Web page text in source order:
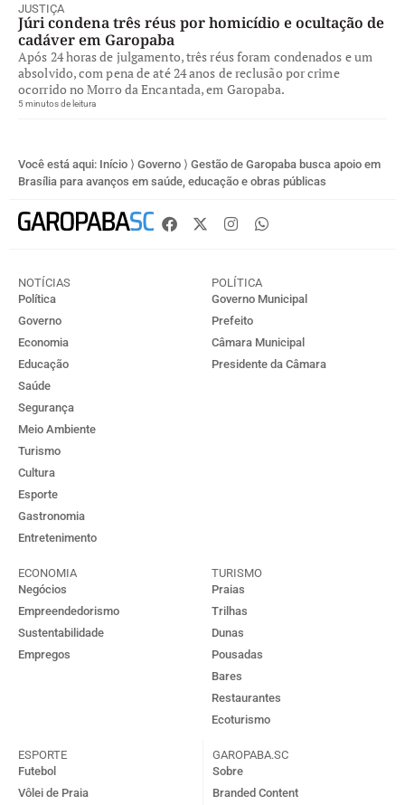
JUSTIÇA
Júri condena três réus por homicídio e ocultação de
cadáver em Garopaba
Após 24 horas de julgamento, três réus foram condenados e um
absolvido, com pena de até 24 anos de reclusão por crime
ocorrido no Morro da Encantada, em Garopaba.
5 minutos de leitura
Você está aqui: Início ⟩ Governo ⟩ Gestão de Garopaba busca apoio em
Brasília para avanços em saúde, educação e obras públicas
NOTÍCIAS
Política
Governo
Economia
Educação
Saúde
Segurança
Meio Ambiente
Turismo
Cultura
Esporte
Gastronomia
Entretenimento
POLÍTICA
Governo Municipal
Prefeito
Câmara Municipal
Presidente da Câmara
ECONOMIA
Negócios
Empreendedorismo
Sustentabilidade
Empregos
TURISMO
Praias
Trilhas
Dunas
Pousadas
Bares
Restaurantes
Ecoturismo
ESPORTE
Futebol
Vôlei de Praia
GAROPABA.SC
Sobre
Branded Content